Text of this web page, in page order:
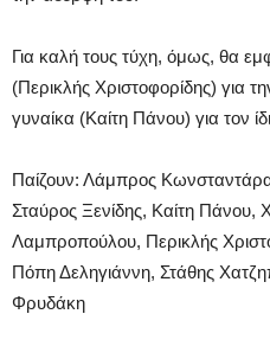
Για καλή τους τύχη, όμως, θα
(Περικλής Χριστοφορίδης) για
γυναίκα (Καίτη Πάνου) για τον
Παίζουν: Λάμπρος
Σταύρος Ξενίδης, Καίτη Πάνου,
Λαμπροπούλου, Περικλής
Πόπη Δεληγιάννη, Στάθης
Φρυδάκη